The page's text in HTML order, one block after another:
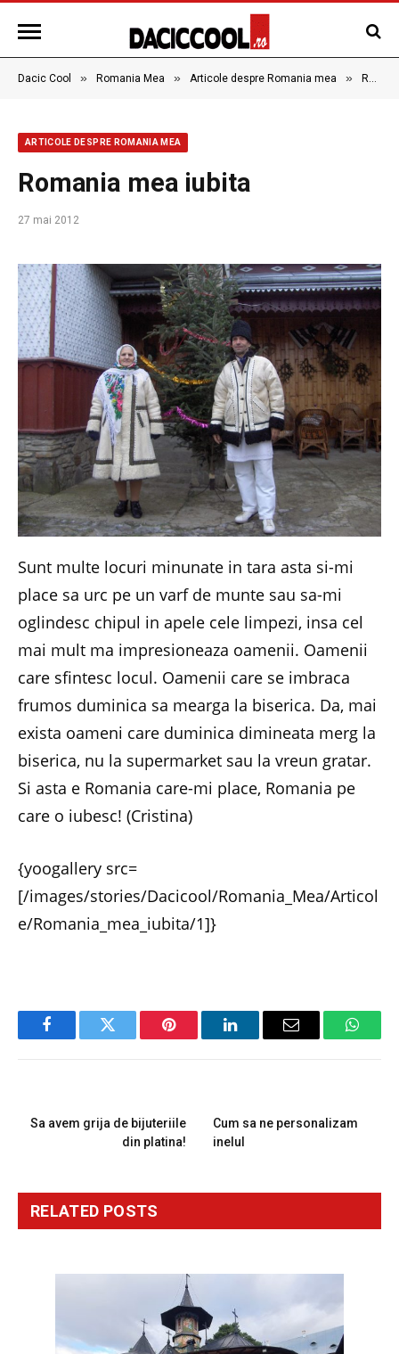
Dacic Cool » Romania Mea » Articole despre Romania mea » Romania mea iubita
ARTICOLE DESPRE ROMANIA MEA
Romania mea iubita
27 mai 2012
Sunt multe locuri minunate in tara asta si-mi
place sa urc pe un varf de munte sau sa-mi
oglindesc chipul in apele cele limpezi, insa cel
mai mult ma impresioneaza oamenii. Oamenii
care sfintesc locul. Oamenii care se imbraca
frumos duminica sa mearga la biserica. Da, mai
exista oameni care duminica dimineata merg la
biserica, nu la supermarket sau la vreun gratar.
Si asta e Romania care-mi place, Romania pe
care o iubesc! (Cristina)
{yoogallery src=
[/images/stories/Dacicool/Romania_Mea/Articol
e/Romania_mea_iubita/1]}
FacebookTwitter Pinterest LinkedInEmail
Sa avem grija de bijuteriile
din platina!
Cum sa ne personalizam
inelul
RELATED POSTS